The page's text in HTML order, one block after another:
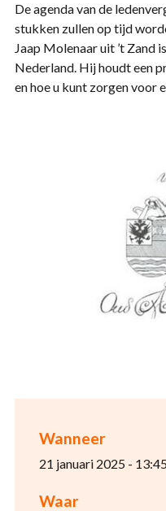
Wanneer
21 januari 2025 -
Waar
De agenda van de
stukken zullen op tijd
Jaap Molenaar uit ’t Zand
Nederland. Hij houdt een
en hoe u kunt zorgen voor